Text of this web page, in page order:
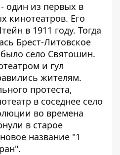
один из первых в
кинотеатров. Его
в 1911 году. Тогда
Брест-Литовское
село Святошин.
и гул
жителям.
протеста,
в соседнее село
во времена
в старое
название "1